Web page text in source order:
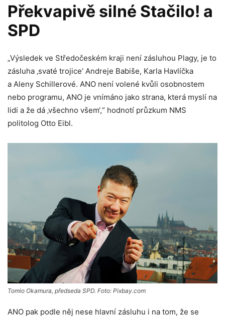
Překvapivě silné Stačilo! a
SPD
„Výsledek ve Středočeském kraji není zásluhou Plagy, je to
zásluha ‚svaté trojice‘ Andreje Babiše, Karla Havlíčka
a Aleny Schillerové. ANO není volené kvůli osobnostem
nebo programu, ANO je vnímáno jako strana, která myslí na
lidi a že dá ‚všechno všem‘,“ hodnotí průzkum NMS
politolog Otto Eibl.
Tomio Okamura, předseda SPD. Foto: Pixbay.com
ANO pak podle něj nese hlavní zásluhu i na tom, že se